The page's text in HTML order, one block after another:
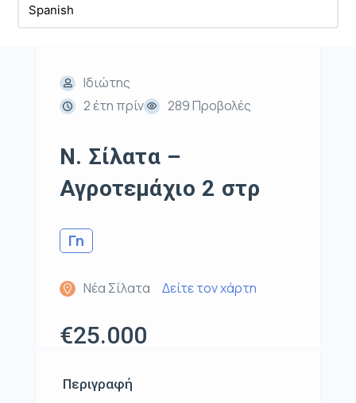
Spanish
Ιδιώτης
2 έτη πρίν
289 Προβολές
Ν. Σίλατα –
Αγροτεμάχιο 2 στρ
Γη
Νέα Σίλατα Δείτε τον χάρτη
€25.000
Περιγραφή